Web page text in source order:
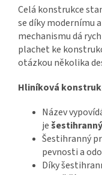
Celá konstrukce
se díky modernímu
mechanismu dá
plachet ke
otázkou několika
Hliníková
Název
ješestihranný
Šestihranný
pevnosti a
Díky